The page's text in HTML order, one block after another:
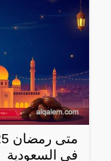
في السعودية